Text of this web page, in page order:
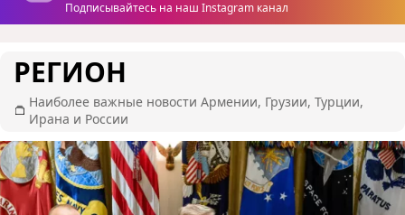
Подписывайтесь на наш Instagram канал
РЕГИОН
Наиболее важные новости Армении, Грузии, Турции,
Ирана и России